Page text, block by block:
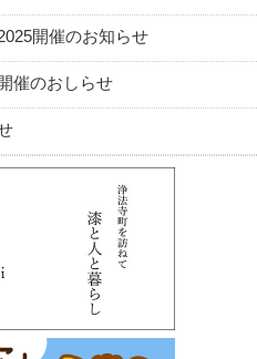
開催のお知らせ
催のおしらせ